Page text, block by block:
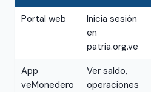
Portal web
Inicia sesión
en
patria.org.ve
App
veMonedero
Ver saldo,
operaciones